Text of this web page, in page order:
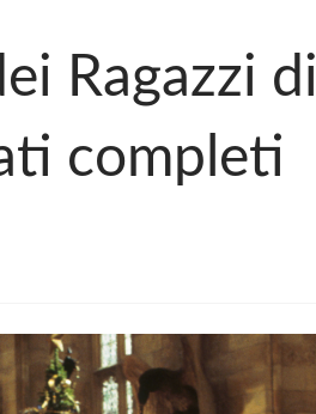
Ragazzi di
completi